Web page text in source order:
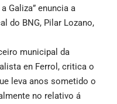
Galiza” enuncia a
do BNG, Pilar Lozano,
municipal da
en Ferrol, critica o
leva anos sometido o
no relativo á